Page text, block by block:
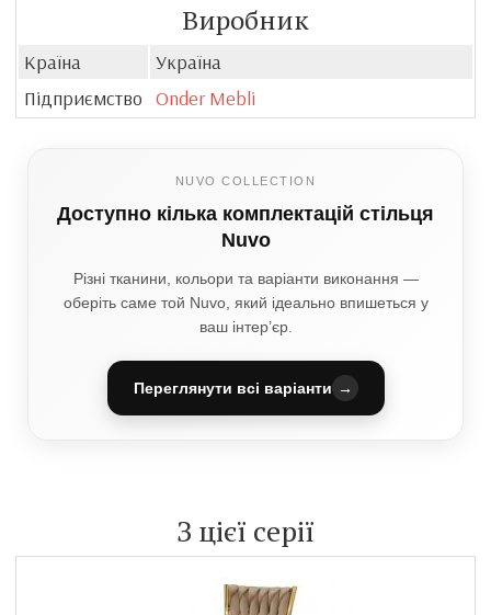
Виробник
Країна
Україна
Підприємство Onder Mebli
NUVO COLLECTION
Доступно кілька комплектацій стільця
Nuvo
Різні тканини, кольори та варіанти виконання —
оберіть саме той Nuvo, який ідеально впишеться у
ваш інтер’єр.
Переглянути всі варіанти →
З цієї серії